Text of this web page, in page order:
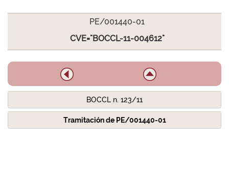
PE/001440-01
CVE="BOCCL-11-004612"
BOCCL n. 123/11
Tramitación de PE/001440-01